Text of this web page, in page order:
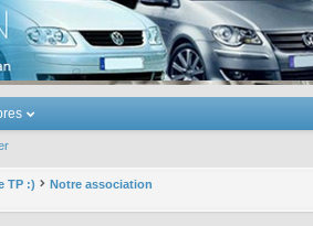
Touran
TP :) Notre association